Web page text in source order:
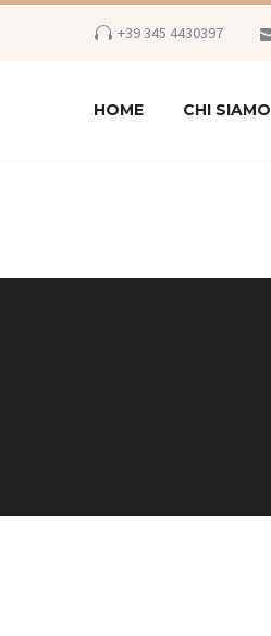
+39 345 4430397
HOME CHI SIAMO